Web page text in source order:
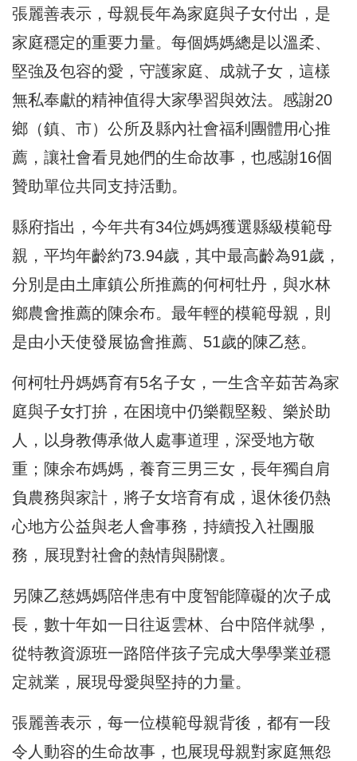
張麗善表示，母親長年為家庭與子女付出，是
家庭穩定的重要力量。每個媽媽總是以溫柔、
堅強及包容的愛，守護家庭、成就子女，這樣
無私奉獻的精神值得大家學習與效法。感謝20
鄉（鎮、市）公所及縣內社會福利團體用心推
薦，讓社會看見她們的生命故事，也感謝16個
贊助單位共同支持活動。
縣府指出，今年共有34位媽媽獲選縣級模範母
親，平均年齡約73.94歲，其中最高齡為91歲，
分別是由土庫鎮公所推薦的何柯牡丹，與水林
鄉農會推薦的陳余布。最年輕的模範母親，則
是由小天使發展協會推薦、51歲的陳乙慈。
何柯牡丹媽媽育有5名子女，一生含辛茹苦為家
庭與子女打拚，在困境中仍樂觀堅毅、樂於助
人，以身教傳承做人處事道理，深受地方敬
重；陳余布媽媽，養育三男三女，長年獨自肩
負農務與家計，將子女培育有成，退休後仍熱
心地方公益與老人會事務，持續投入社團服
務，展現對社會的熱情與關懷。
另陳乙慈媽媽陪伴患有中度智能障礙的次子成
長，數十年如一日往返雲林、台中陪伴就學，
從特教資源班一路陪伴孩子完成大學學業並穩
定就業，展現母愛與堅持的力量。
張麗善表示，每一位模範母親背後，都有一段
令人動容的生命故事，也展現母親對家庭無怨